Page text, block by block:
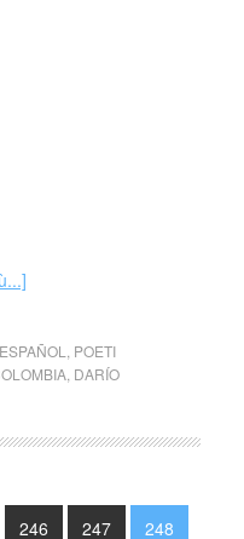
ESPAÑOL
POETI
, DARÍO
246 247
248